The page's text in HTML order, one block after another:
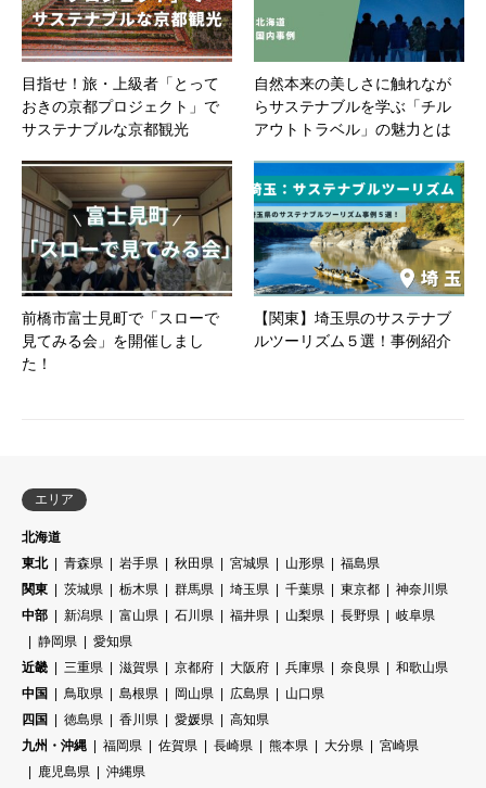
目指せ！旅・上級者「とって
おきの京都プロジェクト」で
サステナブルな京都観光
自然本来の美しさに触れなが
らサステナブルを学ぶ「チル
アウトトラベル」の魅力とは
前橋市富士見町で「スローで
見てみる会」を開催しまし
た！
【関東】埼玉県のサステナブ
ルツーリズム５選！事例紹介
エリア
北海道
東北
青森県 岩手県 秋田県 宮城県 山形県
福島県
関東
茨城県 栃木県 群馬県 埼玉県 千葉県 東京都
神奈川県
中部
新潟県 富山県 石川県 福井県 山梨県 長野県
岐阜県
静岡県
愛知県
近畿
三重県 滋賀県 京都府 大阪府 兵庫県 奈良県
和歌山県
中国
鳥取県 島根県 岡山県 広島県
山口県
四国
徳島県 香川県 愛媛県
高知県
九州・沖縄
福岡県 佐賀県 長崎県 熊本県 大分県
宮崎県
鹿児島県
沖縄県